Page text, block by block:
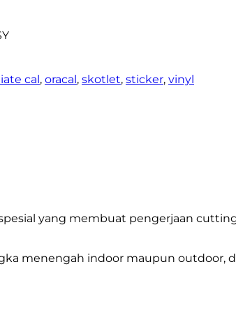
cal, oracal, skotlet, sticker, vinyl
yang membuat pengerjaan
menengah indoor maupun outdoor,